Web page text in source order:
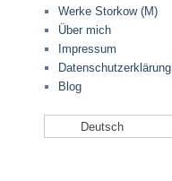
Werke Storkow (M)
Über mich
Impressum
Datenschutzerklärung
Blog
Deutsch